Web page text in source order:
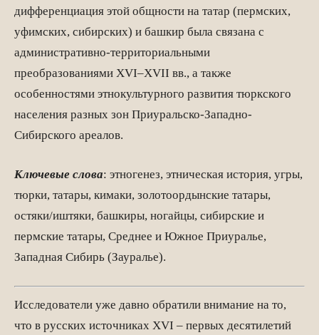
дифференциация этой общности на татар (пермских,
уфимских, сибирских) и башкир была связана с
административно-территориальными
преобразованиями XVI–XVII вв., а также
особенностями этнокультурного развития тюркского
населения разных зон Приуральско-Западно-
Сибирского ареалов.
Ключевые слова: этногенез, этническая история, угры,
тюрки, татары, кимаки, золотоордынские татары,
остяки/иштяки, башкиры, ногайцы, сибирские и
пермские татары, Среднее и Южное Приуралье,
Западная Сибирь (Зауралье).
Исследователи уже давно обратили внимание на то,
что в русских источниках XVI – первых десятилетий